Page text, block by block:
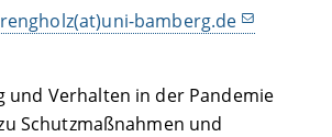
bamberg.de
und Verhalten in der Pandemie
Schutzmaßnahmen und